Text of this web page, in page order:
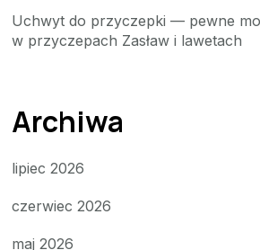
Uchwyt do przyczepki — pewne
w przyczepach Zasław i lawetach
Archiwa
lipiec 2026
czerwiec 2026
maj 2026